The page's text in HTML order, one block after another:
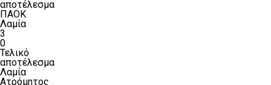
αποτέλεσμα
ΠΑΟΚ
Λαμία
3
0
Τελικό
αποτέλεσμα
Λαμία
Ατρόμητος